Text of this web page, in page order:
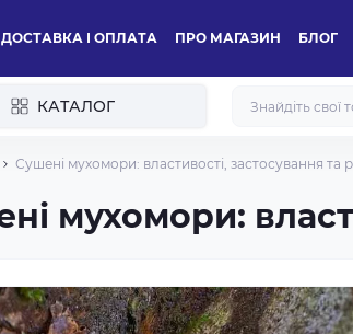
ДОСТАВКА І ОПЛАТА ПРО МАГАЗИН БЛОГ
КАТАЛОГ
Сушені мухомори: властивості, застосування та
мухомори: